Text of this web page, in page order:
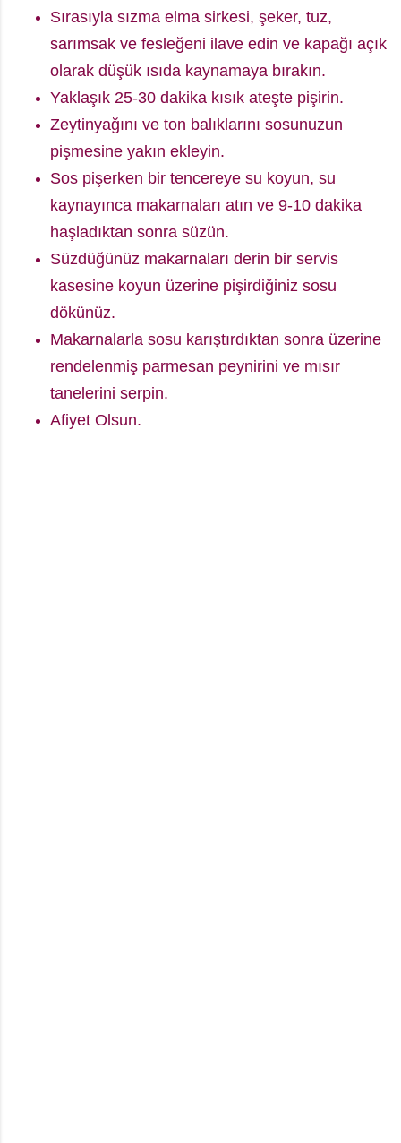
Sırasıyla sızma elma sirkesi, şeker, tuz,
sarımsak ve fesleğeni ilave edin ve kapağı açık
olarak düşük ısıda kaynamaya bırakın.
Yaklaşık 25-30 dakika kısık ateşte pişirin.
Zeytinyağını ve ton balıklarını sosunuzun
pişmesine yakın ekleyin.
Sos pişerken bir tencereye su koyun, su
kaynayınca makarnaları atın ve 9-10 dakika
haşladıktan sonra süzün.
Süzdüğünüz makarnaları derin bir servis
kasesine koyun üzerine pişirdiğiniz sosu
dökünüz.
Makarnalarla sosu karıştırdıktan sonra üzerine
rendelenmiş parmesan peynirini ve mısır
tanelerini serpin.
Afiyet Olsun.